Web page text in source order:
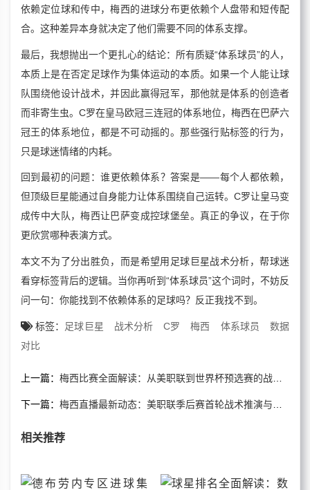
依赖定位球和传中，梅西的进球分布更依赖个人盘带和短传配
合。这种差异本身就决定了他们需要不同的体系支撑。
最后，我想抛出一个更扎心的结论：所有质疑“体系球员”的人，
本质上是在否定足球作为集体运动的本质。如果一个人能让球
队围绕他设计战术，并因此赢得冠军，那他就是体系的创造者
而非寄生虫。C罗在皇马欧冠三连冠的体系地位，梅西在巴萨六
冠王的体系地位，都是不可动摇的。那些强行贴标签的行为，
只是球迷情绪的内耗。
回到最初的问题：谁更依赖体系？答案是——每个人都依赖，
但顶级巨星能通过自身能力让体系围绕自己运转。C罗让皇马变
成传中大队，梅西让巴萨变成控球堡垒。真正的争议，在于你
更欣赏哪种表演方式。
本文不为了分出胜负，而是希望用足球巨星战术分析，帮球迷
看穿标签背后的逻辑。当你再听到“体系球员”这个词时，不妨反
问一句：你能找到不依赖体系的足球吗？反正我找不到。
标签： 足球巨星 战术分析 C罗 梅西 体系球员
数据
对比
上一篇： 梅西比赛全面解读：从美职联到世界杯预选赛的战术推演
下一篇： 梅西直播最新动态：美职联季后赛首轮战术推演与数据预测
相关推荐